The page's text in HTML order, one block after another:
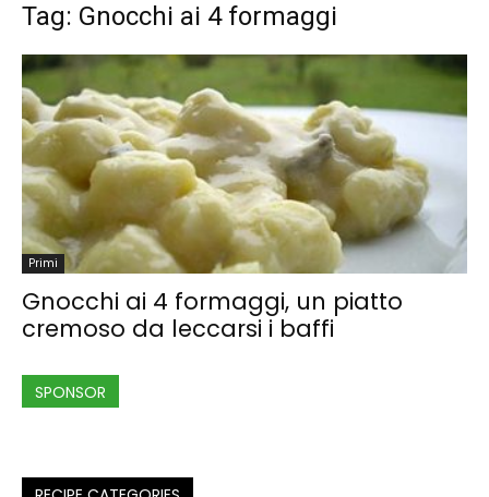
Tag: Gnocchi ai 4 formaggi
Primi
Gnocchi ai 4 formaggi, un piatto
cremoso da leccarsi i baffi
SPONSOR